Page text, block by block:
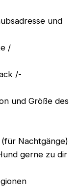
und
/
/-
und Größe des
Nachtgänge)
gerne zu dir